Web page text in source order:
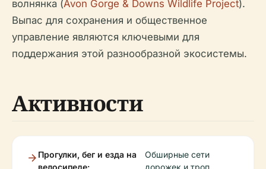
волнянка (Avon Gorge & Downs Wildlife Project).
Выпас для сохранения и общественное
управление являются ключевыми для
поддержания этой разнообразной экосистемы.
Активности
Прогулки, бег и езда на
велосипеде:
Обширные сети
дорожек и троп.